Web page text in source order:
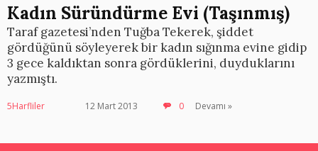
Kadın Süründürme Evi (Taşınmış)
Taraf gazetesi’nden Tuğba Tekerek, şiddet
gördüğünü söyleyerek bir kadın sığınma evine gidip
3 gece kaldıktan sonra gördüklerini, duyduklarını
yazmıştı.
5Harfliler 12 Mart 2013 0 Devamı »